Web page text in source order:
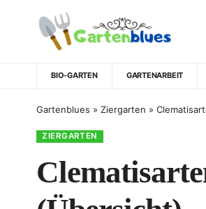
BIO-GARTEN GARTENARBEIT
Gartenblues » Ziergarten »
ZIERGARTEN